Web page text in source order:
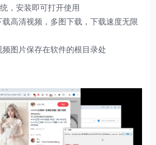
，安装即可打开使用
高清视频，多图下载，下载速度无限
图片保存在软件的根目录处